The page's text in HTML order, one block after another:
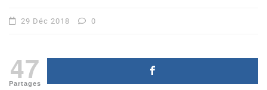
29 Déc 2018 0
47
Partages